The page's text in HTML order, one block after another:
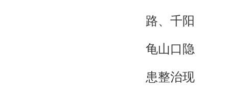
路、千阳
龟山口隐
患整治现